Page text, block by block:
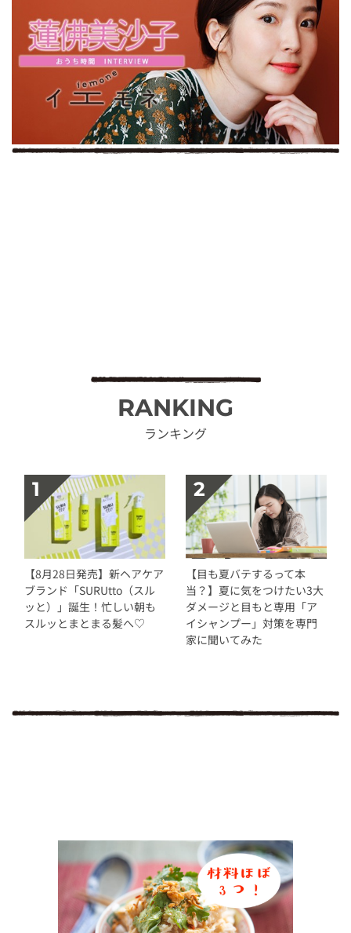
RANKING
ランキング
【8月28日発売】新ヘアケア
ブランド「SURUtto（スル
ッと）」誕生！忙しい朝も
スルッとまとまる髪へ♡
【目も夏バテするって本
当？】夏に気をつけたい3大
ダメージと目もと専用「ア
イシャンプー」対策を専門
家に聞いてみた